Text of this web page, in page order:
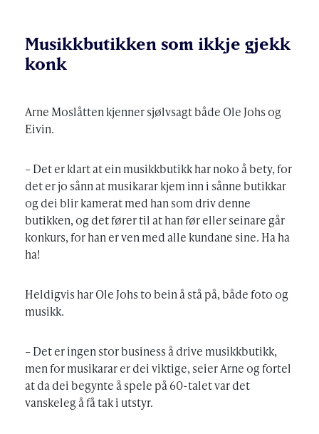
Musikkbutikken som ikkje gjekk
konk
Arne Moslåtten kjenner sjølvsagt både Ole Johs og
Eivin.
– Det er klart at ein musikkbutikk har noko å bety, for
det er jo sånn at musikarar kjem inn i sånne butikkar
og dei blir kamerat med han som driv denne
butikken, og det fører til at han før eller seinare går
konkurs, for han er ven med alle kundane sine. Ha ha
ha!
Heldigvis har Ole Johs to bein å stå på, både foto og
musikk.
– Det er ingen stor business å drive musikkbutikk,
men for musikarar er dei viktige, seier Arne og fortel
at da dei begynte å spele på 60-talet var det
vanskeleg å få tak i utstyr.